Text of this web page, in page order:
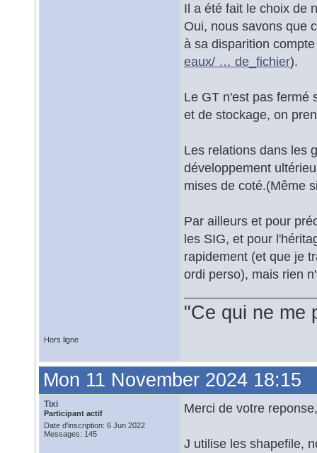
Il a été fait le choix de
Oui, nous savons que
à sa disparition
eaux/ … de_fichier).
Le GT n'est pas fermé
et de stockage, on
Les relations dans les
développement
mises de coté.(Même
Par ailleurs et pour
les SIG, et pour
rapidement (et que je
ordi perso), mais rien
"Ce qui ne me
Hors ligne
Mon 11 November 2024 18:15
Tixi
Participant actif
Date d'inscription: 6 Jun 2022
Messages: 145
Merci de votre
J utilise les shapefile,